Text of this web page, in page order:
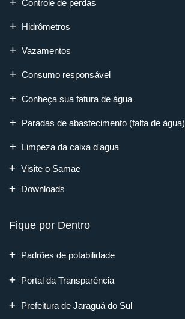
Controle de perdas
Hidrômetros
Vazamentos
Consumo responsável
Conheça sua fatura de água
Paradas de abastecimento (falta de água)
Limpeza da caixa d'agua
Visite o Samae
Downloads
Fique por Dentro
Padrões de potabilidade
Portal da Transparência
Prefeitura de Jaraguá do Sul